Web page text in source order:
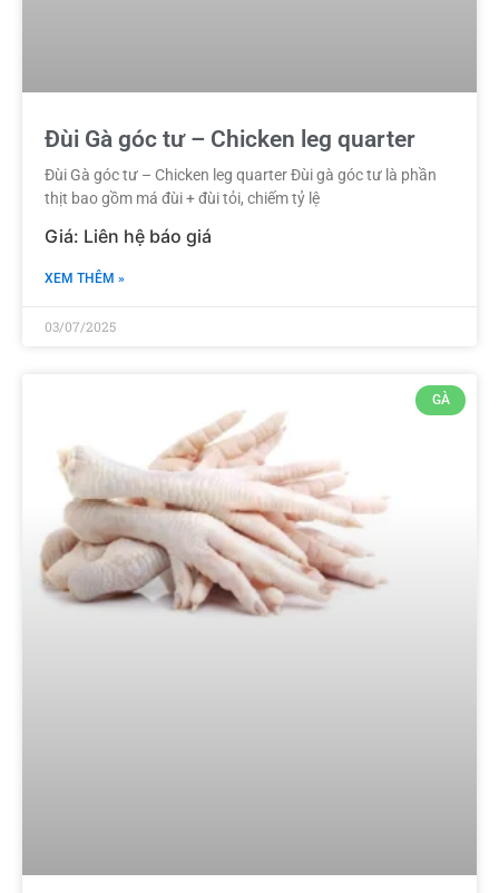
Đùi Gà góc tư – Chicken leg quarter
Đùi Gà góc tư – Chicken leg quarter Đùi gà góc tư là phần
thịt bao gồm má đùi + đùi tỏi, chiếm tỷ lệ
XEM THÊM »
03/07/2025
GÀ